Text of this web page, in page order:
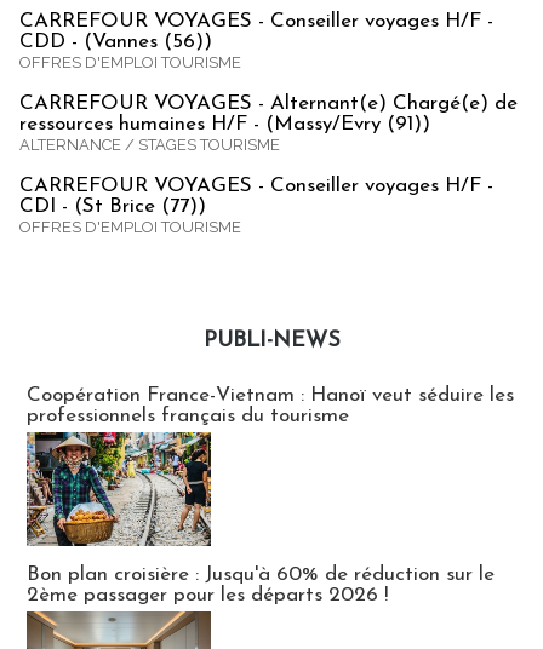
CARREFOUR VOYAGES - Conseiller voyages H/F -
CDD - (Vannes (56))
OFFRES D'EMPLOI TOURISME
CARREFOUR VOYAGES - Alternant(e) Chargé(e) de
ressources humaines H/F - (Massy/Evry (91))
ALTERNANCE / STAGES TOURISME
CARREFOUR VOYAGES - Conseiller voyages H/F -
CDI - (St Brice (77))
OFFRES D'EMPLOI TOURISME
PUBLI-NEWS
Coopération France-Vietnam : Hanoï veut séduire les
professionnels français du tourisme
Bon plan croisière : Jusqu'à 60% de réduction sur le
2ème passager pour les départs 2026 !